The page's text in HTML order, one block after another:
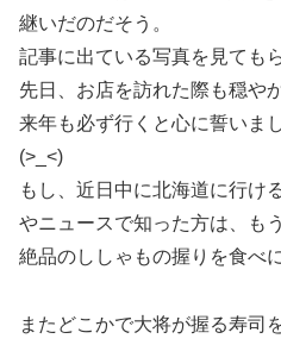
継いだのだそう。
記事に出ている写真を見ても
先日、お店を訪れた際も穏や
来年も必ず行くと心に誓いま
(>_<)
もし、近日中に北海道に行け
やニュースで知った方は、も
絶品のししゃもの握りを食べ
またどこかで大将が握る寿司